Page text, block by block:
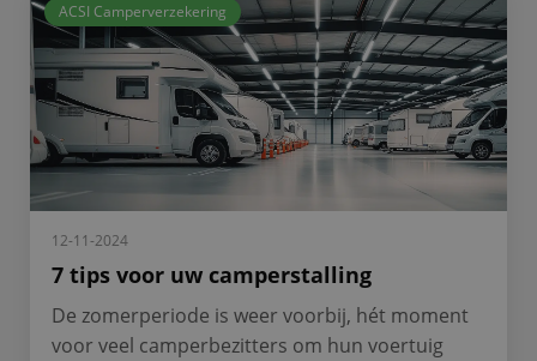
ACSI Camperverzekering
12-11-2024
7 tips voor uw camperstalling
De zomerperiode is weer voorbij, hét moment
voor veel camperbezitters om hun voertuig